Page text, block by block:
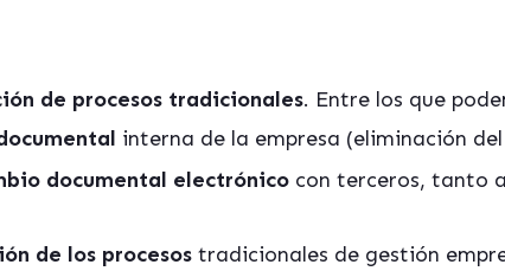
de procesos tradicionales. Entre los que
interna de la empresa (eliminación
documental electrónico con terceros, tanto
de los procesos tradicionales de gestión